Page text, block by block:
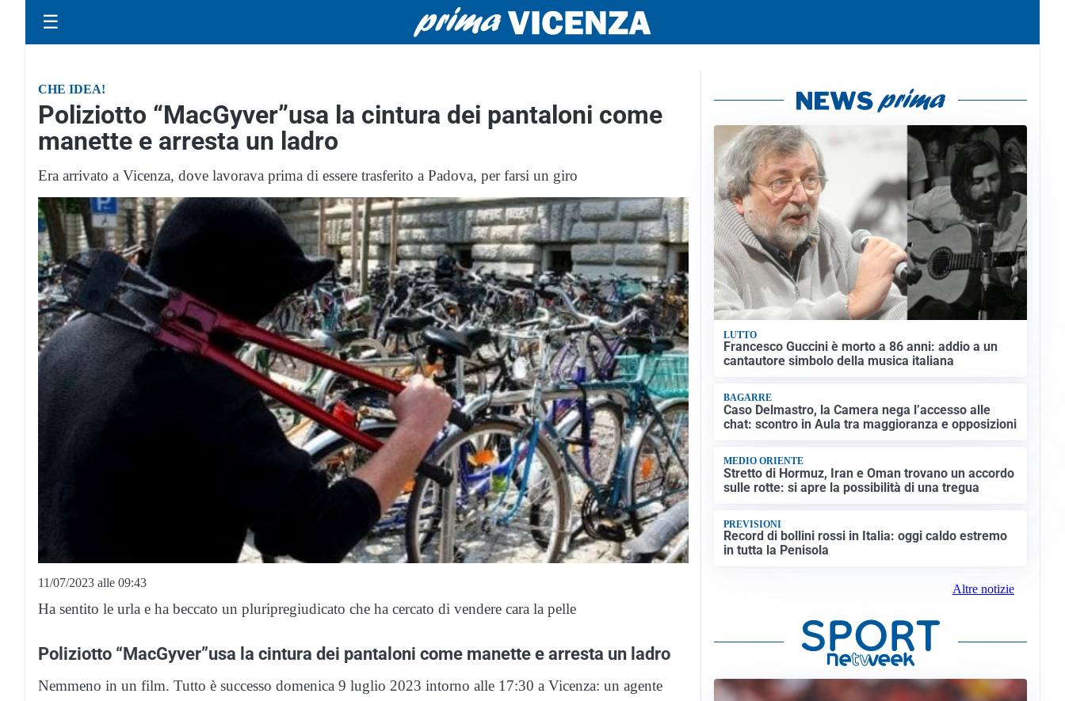
☰
CHE IDEA!
Poliziotto “MacGyver”usa la cintura dei pantaloni come
manette e arresta un ladro
Era arrivato a Vicenza, dove lavorava prima di essere trasferito a Padova, per farsi un giro
11/07/2023 alle 09:43
Ha sentito le urla e ha beccato un pluripregiudicato che ha cercato di vendere cara la pelle
Poliziotto “MacGyver”usa la cintura dei pantaloni come manette e arresta un ladro
Nemmeno in un film. Tutto è successo domenica 9 luglio 2023 intorno alle 17:30 a Vicenza: un agente
LUTTO
Francesco Guccini è morto a 86 anni: addio a un
cantautore simbolo della musica italiana
BAGARRE
Caso Delmastro, la Camera nega l’accesso alle
chat: scontro in Aula tra maggioranza e opposizioni
MEDIO ORIENTE
Stretto di Hormuz, Iran e Oman trovano un accordo
sulle rotte: si apre la possibilità di una tregua
PREVISIONI
Record di bollini rossi in Italia: oggi caldo estremo
in tutta la Penisola
Altre notizie